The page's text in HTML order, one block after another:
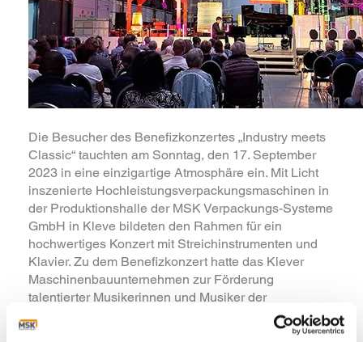
Die Besucher des Benefizkonzertes „Industry meets
Classic“ tauchten am Sonntag, den 17. September
2023 in eine einzigartige Atmosphäre ein. Mit Licht
inszenierte Hochleistungsverpackungsmaschinen in
der Produktionshalle der MSK Verpackungs-Systeme
GmbH in Kleve bildeten den Rahmen für ein
hochwertiges Konzert mit Streichinstrumenten und
Klavier. Zu dem Benefizkonzert hatte das Klever
Maschinenbauunternehmen zur Förderung
talentierter Musikerinnen und Musiker der
Musikschulen des Kreises Kleve und Studentinnen
und Studenten des Internationalen Musiksommer